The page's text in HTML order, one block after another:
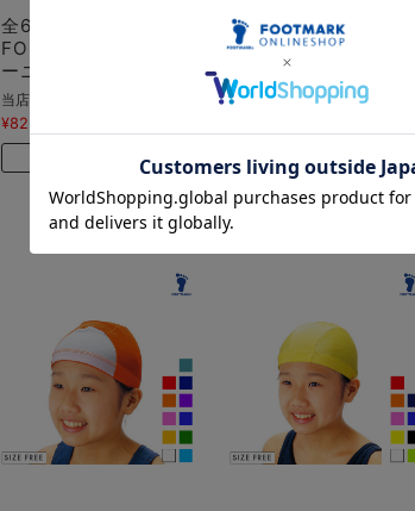
全6色
FOOTMARK ケイコ
ーニードル 102139
当店通常価格:
¥825
全8色
FOOTMARK マンボ
ウ LL 101113
当店通常価格: ¥825(税込)